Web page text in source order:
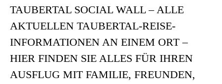
TAUBERTAL SOCIAL WALL – ALLE
AKTUELLEN TAUBERTAL-REISE-
INFORMATIONEN AN EINEM ORT –
HIER FINDEN SIE ALLES FÜR IHREN
AUSFLUG MIT FAMILIE, FREUNDEN,